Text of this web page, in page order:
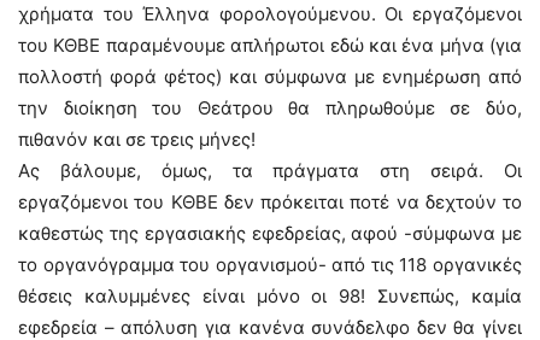
χρήματα του Έλληνα φορολογούμενου. Οι εργαζόμενοι
του ΚΘΒΕ παραμένουμε απλήρωτοι εδώ και ένα μήνα (για
πολλοστή φορά φέτος) και σύμφωνα με ενημέρωση από
την διοίκηση του Θεάτρου θα πληρωθούμε σε δύο,
πιθανόν και σε τρεις μήνες!
Ας βάλουμε, όμως, τα πράγματα στη σειρά. Οι
εργαζόμενοι του ΚΘΒΕ δεν πρόκειται ποτέ να δεχτούν το
καθεστώς της εργασιακής εφεδρείας, αφού -σύμφωνα με
το οργανόγραμμα του οργανισμού- από τις 118 οργανικές
θέσεις καλυμμένες είναι μόνο οι 98! Συνεπώς, καμία
εφεδρεία – απόλυση για κανένα συνάδελφο δεν θα γίνει